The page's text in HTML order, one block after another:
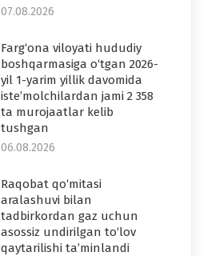
07.08.2026
Farg‘ona viloyati hududiy
boshqarmasiga o‘tgan 2026-
yil 1-yarim yillik davomida
iste’molchilardan jami 2 358
ta murojaatlar kelib
tushgan
06.08.2026
Raqobat qo‘mitasi
aralashuvi bilan
tadbirkordan gaz uchun
asossiz undirilgan to‘lov
qaytarilishi ta’minlandi